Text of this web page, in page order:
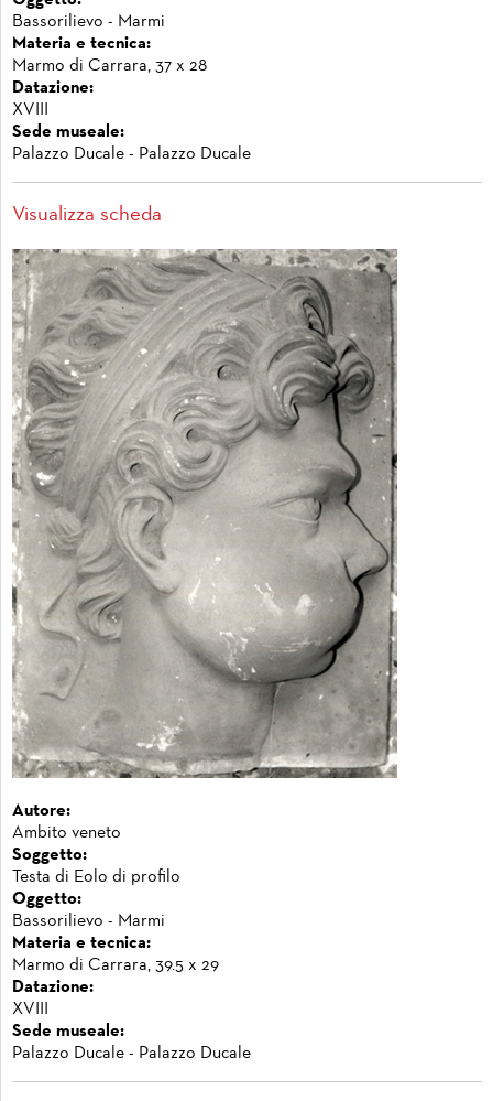
Bassorilievo - Marmi
Materia e tecnica:
Marmo di Carrara, 37 x 28
Datazione:
XVIII
Sede museale:
Palazzo Ducale - Palazzo Ducale
Visualizza scheda
Autore:
Ambito veneto
Soggetto:
Testa di Eolo di profilo
Oggetto:
Bassorilievo - Marmi
Materia e tecnica:
Marmo di Carrara, 39.5 x 29
Datazione:
XVIII
Sede museale:
Palazzo Ducale - Palazzo Ducale